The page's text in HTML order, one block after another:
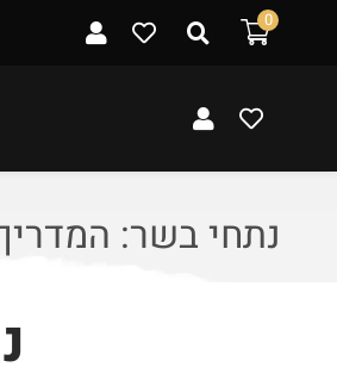
0
נתחי בשר: